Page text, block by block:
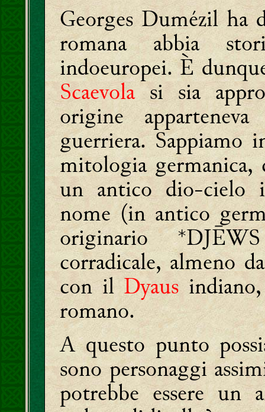
Georges Dumézil ha
romana abbia
indoeuropei. È
Scaevolasi sia
origine
guerriera. Sappiamo
mitologia
un antico dio-cielo
nome (in antico
originario
corradicale, almeno
con il Dyaus
romano.
A questo punto
sono personaggi
potrebbe essere un